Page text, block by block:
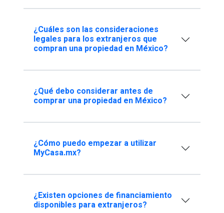
¿Cuáles son las consideraciones
legales para los extranjeros que
compran una propiedad en México?
¿Qué debo considerar antes de
comprar una propiedad en México?
¿Cómo puedo empezar a utilizar
MyCasa.mx?
¿Existen opciones de financiamiento
disponibles para extranjeros?